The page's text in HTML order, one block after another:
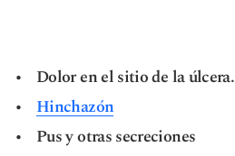
Dolor en el sitio de la úlcera.
Hinchazón
Pus y otras secreciones